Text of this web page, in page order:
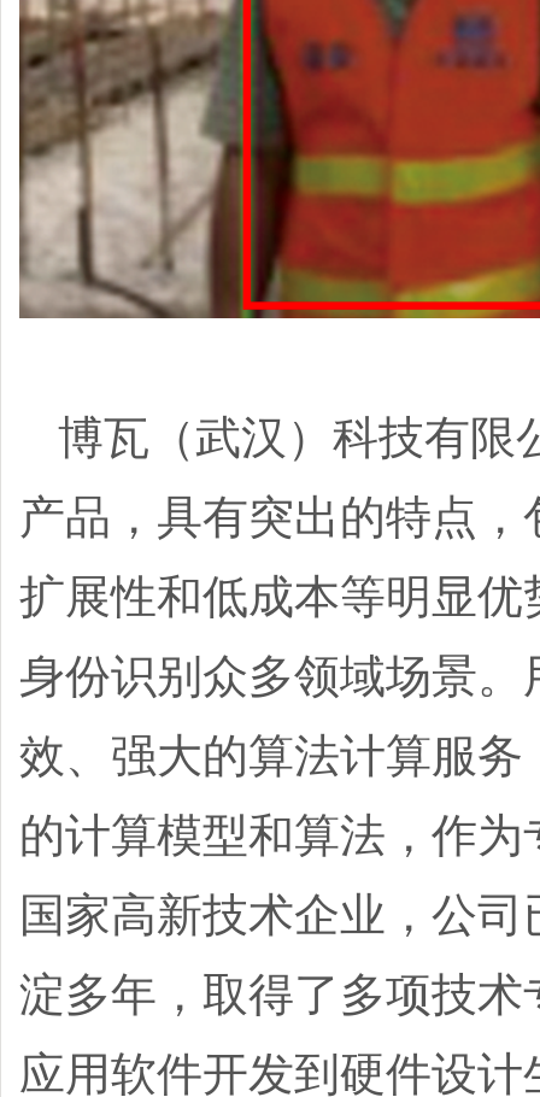
博瓦（武汉）科技有限
产品，具有突出的特点
扩展性和低成本等明显
身份识别众多领域场景
效、强大的算法计算服
的计算模型和算法，作
国家高新技术企业，公
淀多年，取得了多项技
应用软件开发到硬件设